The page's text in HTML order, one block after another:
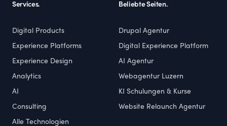
Services.
Digital Products
Experience Platforms
Experience Design
Analytics
AI
Consulting
Alle Technologien
Beliebte Seiten.
Drupal Agentur
Digital Experience Platform
AI Agentur
Webagentur Luzern
KI Schulungen & Kurse
Website Relaunch Agentur